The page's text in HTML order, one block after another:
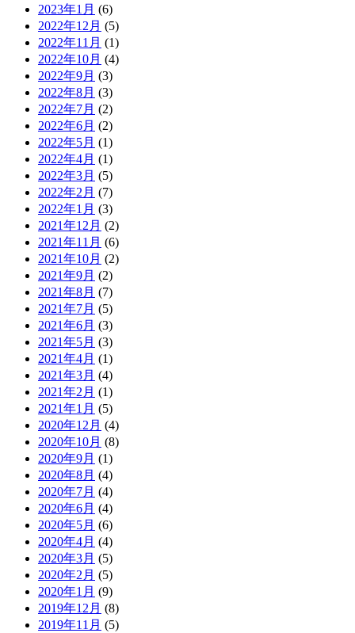
2023年1月 (6)
2022年12月 (5)
2022年11月 (1)
2022年10月 (4)
2022年9月 (3)
2022年8月 (3)
2022年7月 (2)
2022年6月 (2)
2022年5月 (1)
2022年4月 (1)
2022年3月 (5)
2022年2月 (7)
2022年1月 (3)
2021年12月 (2)
2021年11月 (6)
2021年10月 (2)
2021年9月 (2)
2021年8月 (7)
2021年7月 (5)
2021年6月 (3)
2021年5月 (3)
2021年4月 (1)
2021年3月 (4)
2021年2月 (1)
2021年1月 (5)
2020年12月 (4)
2020年10月 (8)
2020年9月 (1)
2020年8月 (4)
2020年7月 (4)
2020年6月 (4)
2020年5月 (6)
2020年4月 (4)
2020年3月 (5)
2020年2月 (5)
2020年1月 (9)
2019年12月 (8)
2019年11月 (5)